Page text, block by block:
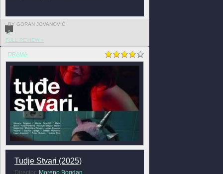
BY GORAN JOVANOVIĆ
0
FULL REVIEW »
DRAMA
Tudje Stvari (2025)
Director: Moreno Bogdan